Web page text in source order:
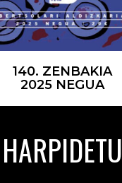
140. ZENBAKIA
2025 NEGUA
HARPIDETU